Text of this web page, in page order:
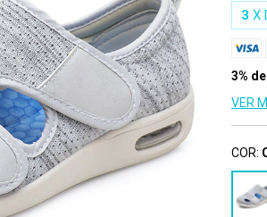
3 X
3%
VER
COR: